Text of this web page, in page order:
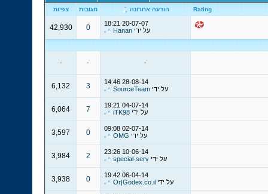
Rating הודעה אחרונה תגובות צפיות
20-07-07
18:21
על ידיHanan
0
42,930
-
-
-
28-08-14
14:46
על ידיSourceTeam
3
6,132
04-07-14
19:21
על ידיiTK98
7
6,064
02-07-14
09:08
על ידי OMG
0
3,597
10-06-14
23:26
על ידיspecial-serv
2
3,984
06-04-14
19:42
על ידיOr|Godex.co.il
0
3,938